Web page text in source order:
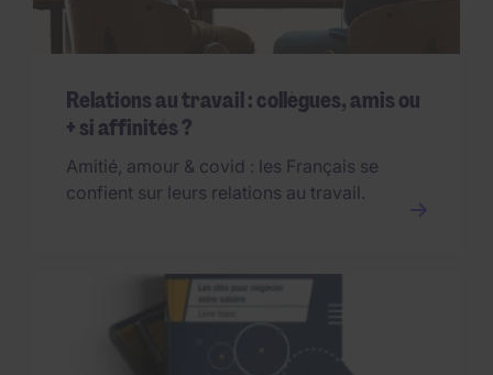
Relations au travail : collègues, amis ou
+ si affinités ?
Amitié, amour & covid : les Français se
confient sur leurs relations au travail.